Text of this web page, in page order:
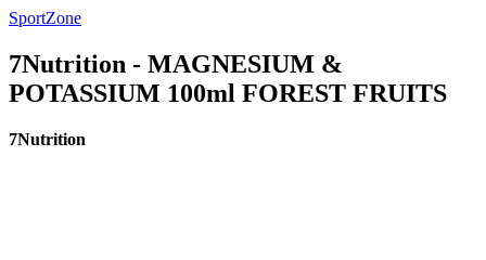
SportZone
7Nutrition - MAGNESIUM &
POTASSIUM 100ml FOREST FRUITS
7Nutrition